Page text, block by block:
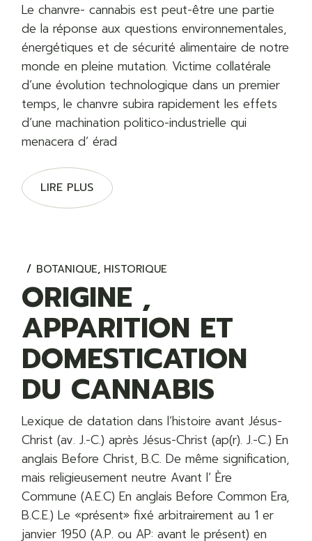
Le chanvre- cannabis est peut-être une partie
de la réponse aux questions environnementales,
énergétiques et de sécurité alimentaire de notre
monde en pleine mutation. Victime collatérale
d’une évolution technologique dans un premier
temps, le chanvre subira rapidement les effets
d’une machination politico-industrielle qui
menacera d’ érad
LIRE PLUS
BOTANIQUE HISTORIQUE
ORIGINE ,
APPARITION ET
DOMESTICATION
DU CANNABIS
Lexique de datation dans l’histoire avant Jésus-
Christ (av. J.-C.) après Jésus-Christ (ap(r). J.-C.) En
anglais Before Christ, B.C. De même signification,
mais religieusement neutre Avant l’ Ère
Commune (A.E.C) En anglais Before Common Era,
B.C.E.) Le «présent» fixé arbitrairement au 1 er
janvier 1950 (A.P. ou AP: avant le présent) en